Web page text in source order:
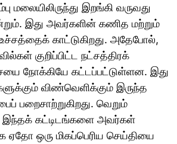
மலையிலிருந்து இறங்கி வருவது
இது அவர்களின் கணித மற்றும்
காட்டுகிறது. அதேபோல்,
குறிப்பிட்ட நட்சத்திரக்
நோக்கியே கட்டப்பட்டுள்ளன. இது
விண்வெளிக்கும் இருந்த
பறைசாற்றுகிறது. வெறும்
இந்தக் கட்டிடங்களை அவர்கள்
ஏதோ ஒரு மிகப்பெரிய செய்தியை